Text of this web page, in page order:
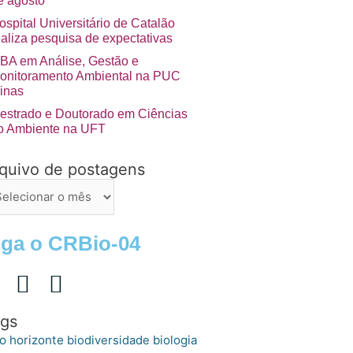
Universitário de Catalão
pesquisa de expectativas
em Análise, Gestão e
Ambiental na PUC
e Doutorado em Ciências
Ambiente na UFT
de postagens
o CRBio-04
horizonte biodiversidade biologia